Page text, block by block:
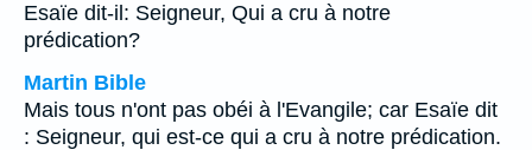
Esaïe dit-il: Seigneur, Qui a cru à notre
prédication?
Martin Bible
Mais tous n'ont pas obéi à l'Evangile; car Esaïe dit
: Seigneur, qui est-ce qui a cru à notre prédication.